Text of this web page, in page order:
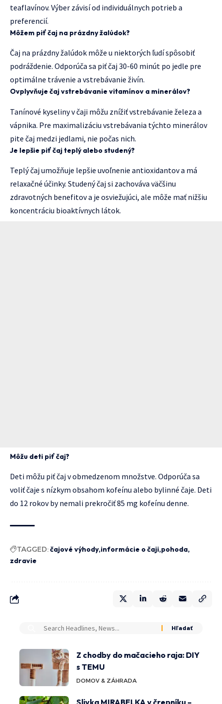
teaflavínov. Výber závisí od individuálnych potrieb a
preferencií.
Môžem piť čaj na prázdny žalúdok?
Čaj na prázdny žalúdok môže u niektorých ľudí spôsobiť
podráždenie. Odporúča sa piť čaj 30-60 minút po jedle pre
optimálne trávenie a vstrebávanie živín.
Ovplyvňuje čaj vstrebávanie vitamínov a minerálov?
Tanínové kyseliny v čaji môžu znížiť vstrebávanie železa a
vápnika. Pre maximalizáciu vstrebávania týchto minerálov
pite čaj medzi jedlami, nie počas nich.
Je lepšie piť čaj teplý alebo studený?
Teplý čaj umožňuje lepšie uvoľnenie antioxidantov a má
relaxačné účinky. Studený čaj si zachováva väčšinu
zdravotných benefitov a je osviežujúci, ale môže mať nižšiu
koncentráciu bioaktívnych látok.
Môžu deti piť čaj?
Deti môžu piť čaj v obmedzenom množstve. Odporúča sa
voliť čaje s nízkym obsahom kofeínu alebo bylinné čaje. Deti
do 12 rokov by nemali prekročiť 85 mg kofeínu denne.
TAGGED:čajové výhody informácie o čaji pohoda
zdravie
Z chodby do mačacieho raja: DIY
s TEMU
DOMOV & ZÁHRADA
Slivka MIRABELKA v črepníku –